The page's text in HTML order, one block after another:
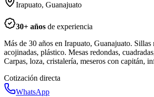
Irapuato, Guanajuato
30+ años de experiencia
Más de 30 años en Irapuato, Guanajuato. Sillas
acojinadas, plástico. Mesas redondas,
Carpas, loza, cristalería, meseros con capitán,
Cotización directa
WhatsApp